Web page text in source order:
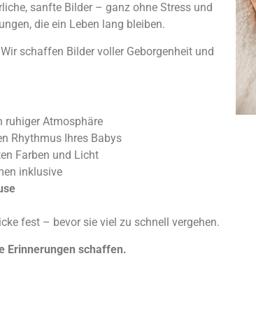
sanfte Bilder – ganz ohne Stress und
die ein Leben lang bleiben.
schaffen Bilder voller Geborgenheit und
ruhiger Atmosphäre
Rhythmus Ihres Babys
Farben und Licht
inklusive
fest – bevor sie viel zu schnell vergehen.
Erinnerungen schaffen.